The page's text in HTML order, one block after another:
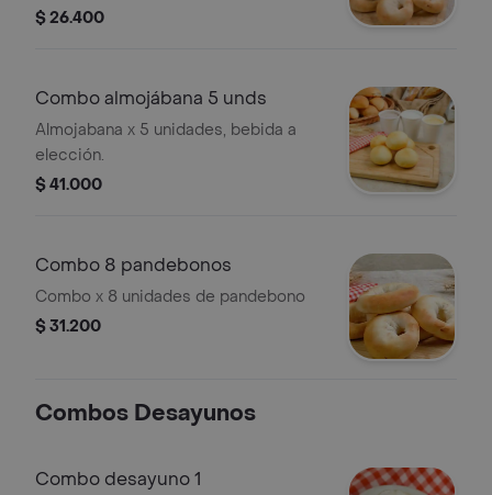
$ 26.400
Combo almojábana 5 unds
Almojabana x 5 unidades, bebida a
elección.
$ 41.000
Combo 8 pandebonos
Combo x 8 unidades de pandebono
$ 31.200
Combos Desayunos
Combo desayuno 1